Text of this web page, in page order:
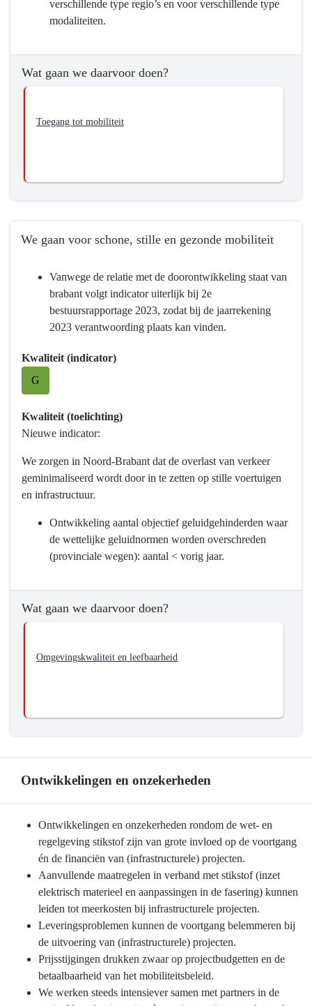
verschillende type regio’s en voor verschillende type
modaliteiten.
Wat gaan we daarvoor doen?
Toegang tot mobiliteit
We gaan voor schone, stille en gezonde mobiliteit
Programma
Mobiliteitsontwikkeling
willen
we
We
gaan
Vanwege de relatie met de doorontwikkeling staat van
brabant volgt indicator uiterlijk bij 2e
bestuursrapportage 2023, zodat bij de jaarrekening
2023 verantwoording plaats kan vinden.
Kwaliteit (indicator)
G
Kwaliteit (toelichting)
Nieuwe indicator:
We zorgen in Noord-Brabant dat de overlast van verkeer
geminimaliseerd wordt door in te zetten op stille voertuigen
en infrastructuur.
Ontwikkeling aantal objectief geluidgehinderden waar
de wettelijke geluidnormen worden overschreden
(provinciale wegen): aantal < vorig jaar.
Wat gaan we daarvoor doen?
Omgevingskwaliteit en leefbaarheid
Ontwikkelingen en onzekerheden
navigatie
Programma
Mobiliteitsontwikkeling
Ontwikkelingen
onzekerheden
Ontwikkelingen en onzekerheden rondom de wet- en
regelgeving stikstof zijn van grote invloed op de voortgang
én de financiën van (infrastructurele) projecten.
Aanvullende maatregelen in verband met stikstof (inzet
elektrisch materieel en aanpassingen in de fasering) kunnen
leiden tot meerkosten bij infrastructurele projecten.
Leveringsproblemen kunnen de voortgang belemmeren bij
de uitvoering van (infrastructurele) projecten.
Prijsstijgingen drukken zwaar op projectbudgetten en de
betaalbaarheid van het mobiliteitsbeleid.
We werken steeds intensiever samen met partners in de